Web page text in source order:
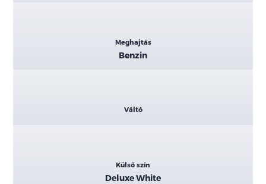
Meghajtás
Benzin
Váltó
Külső szín
Deluxe White